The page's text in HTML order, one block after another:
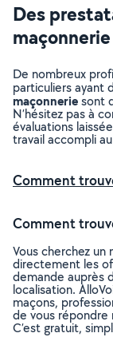
Des
De nombreux
particuliers ayant
maçonneriesont
N’hésitez pas à
évaluations
travail accompli
Comment
Comment
Vous cherchez un
directement les
demande auprès
localisation.
maçons,
de vous répondre
C’est gratuit,